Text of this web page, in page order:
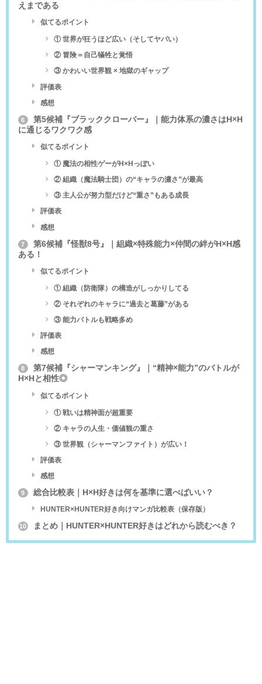
えまである
似てるポイント
① 世界が狂うほど広い（そしてヤバい）
② 冒険＝自己犠牲と覚悟
③ かわいい世界観 × 地獄のギャップ
評価表
感想
6
第5候補『ブラッククローバー』｜能力体系の濃さはH×H
に通じるワクワク感
似てるポイント
① 魔法の相性ゲーがH×Hっぽい
② 組織（魔法騎士団）の“キャラの濃さ”が最高
③ 主人公が努力型だけど“重さ”もある成長
評価表
感想
7
第6候補『怪獣8号』｜組織×特殊能力×仲間の絆がH×H感
ある！
似てるポイント
① 組織（防衛隊）の構造がしっかりしてる
② それぞれのキャラに“過去と葛藤”がある
③ 能力バトルも戦略多め
評価表
感想
8
第7候補『シャーマンキング』｜“精神×能力”のバトルが
H×Hと相性◎
似てるポイント
① 戦いは精神面が超重要
② キャラの人生・価値観の重さ
③ 世界観（シャーマンファイト）が広い！
評価表
感想
9 総合比較表｜H×H好きは何を基準に選べばいい？
HUNTER×HUNTER好き向けマンガ比較表（保存版）
10 まとめ｜HUNTER×HUNTER好きはどれから読むべき？